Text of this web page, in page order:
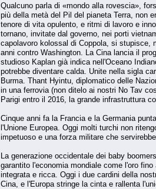
Qualcuno parla di «mondo alla rovescia»,
più della metà del Pil del pianeta Terra, non
tenore di vita opulento, e ritmi di lavoro e
tornano, invitate dal governo, nei porti
capolavoro kolossal di Coppola, si stupisce,
anni contro Washington. La Cina lancia il
studioso Kaplan già indica nell'Oceano
potrebbe diventare calda. Unite nella sigla
Burma. Thant Hyintu, diplomatico delle
in una ferrovia (non ditelo ai nostri No Tav
Parigi entro il 2016, la grande infrastruttura
Cinque anni fa la Francia e la Germania
l'Unione Europea. Oggi molti turchi non
impetuoso e una forza militare che
La generazione occidentale dei baby
garantito l'economia mondiale come l'oro
integrata e ricca. Oggi i due cardini della
Cina, e l'Europa stringe la cinta e rallenta